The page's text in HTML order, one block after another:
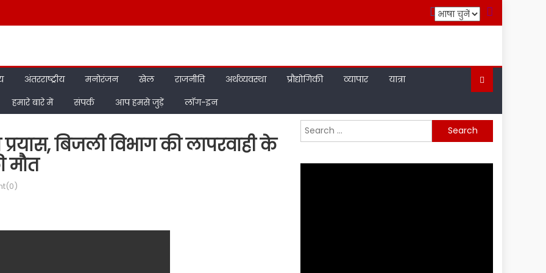
अंतरराष्ट्रीय मनोरंजन खेल राजनीति अर्थव्यवस्था प्रौद्योगिकी व्यापार
यात्रा
हमारे बारे में संपर्क आप हमसे जुड़ें लॉग-इन
बिजली विभाग की लापरवाही के
मौत
Search
for: